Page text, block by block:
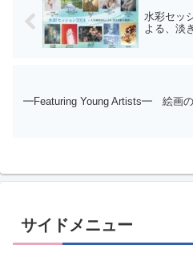
水彩セッ
よる、淡
━Featuring Young Artists━ 絵画
サイドメニュー